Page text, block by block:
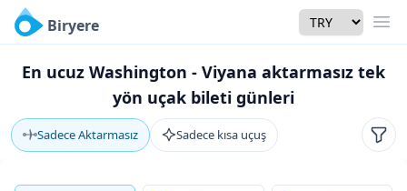
Biryere Currency
En ucuz Washington - Viyana aktarmasız tek
yön uçak bileti günleri
Sadece Aktarmasız Sadece kısa uçuş